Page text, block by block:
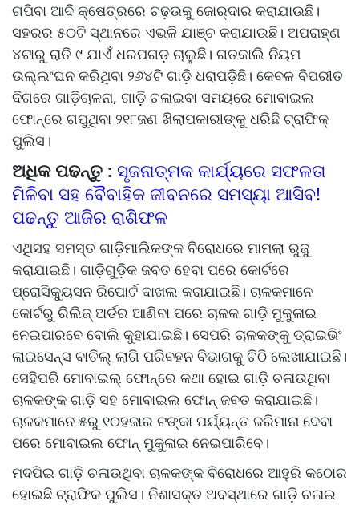
ଗପିବା ଆଦି କ୍ଷେତ୍ରରେ ଚଢ଼ଉକୁ ଜୋର୍‌‌ଦାର କରାଯାଉଛି।
ସହରର ୫୦ଟି ସ୍ଥାନରେ ଏଭଳି ଯାଞ୍ଚ କରାଯାଉଛି। ଅପରାହ୍ଣ
୪ଟାରୁ ରାତି ୯ ଯାଏଁ ଧରପଗଡ଼ ଚାଲୁଛି। ଗତକାଲି ନିୟମ
ଉଲ୍ଲଂଘନ କରିଥିବା ୨୬୪ଟି ଗାଡ଼ି ଧରାପଡ଼ି଼ଛି। କେବଳ ବିପରୀତ
ଦିଗରେ ଗାଡ଼ିଚାଳନା, ଗାଡ଼ି ଚଳାଇବା ସମୟରେ ମୋବାଇଲ
ଫୋନ୍‌‌ରେ ଗପୁଥିବା ୨୧୮ଜଣ ଖିଲାପକାରୀଙ୍କୁ ଧରିଛି ଟ୍ରାଫିକ୍‌‌
ପୁଲିସ।
ଅଧିକ ପଢନ୍ତୁ : ସୃଜନାତ୍ମକ କାର୍ଯ୍ୟରେ ସଫଳତା
ମିଳିବା ସହ ବୈବାହିକ ଜୀବନରେ ସମସ୍ୟା ଆସିବ!
ପଢନ୍ତୁ ଆଜିର ରାଶିଫଳ
ଏଥିସହ ସମସ୍ତ ଗାଡ଼ିମାଲିକଙ୍କ ବିରୋଧରେ ମାମଲା ରୁଜୁ
କରାଯାଇଛି। ଗାଡ଼ିଗୁଡ଼ିକ ଜବତ ହେବା ପରେ କୋର୍ଟରେ
ପ୍ରୋସିକ୍ୟୁସନ ରିପୋର୍ଟ ଦାଖଲ କରାଯାଇଛି। ଚାଳକମାନେ
କୋର୍ଟରୁ ରିଲିଜ୍‌‌ ଅର୍ଡର ଆଣିବା ପରେ ଚାଳକ ଗାଡ଼ି ମୁକୁଳାଇ
ନେଇପାରବେ ବୋଲି କୁହାଯାଇଛି। ସେପରି ଚାଳକଙ୍କୁ ଡ୍ରାଇଭିଂ
ଲାଇସେନ୍ସ ବାତିଲ୍‌‌ ଲାଗି ପରିବହନ ବିଭାଗକୁ ଚିଠି ଲେଖାଯାଇଛି।
ସେହିପରି ମୋବାଇଲ୍‌‌ ଫୋନ୍‌‌ରେ କଥା ହୋଇ ଗାଡ଼ି ଚଳାଉଥିବା
ଚାଳକଙ୍କ ଗାଡ଼ି ସହ ମୋବାଇଲ ଫୋନ୍‌‌ ଜବତ କରାଯାଇଛି।
ଚାଳକମାନେ ୫ରୁ ୧୦ହଜାର ଟଙ୍କା ପର୍ଯ୍ୟନ୍ତ ଜରିମାନା ଦେବା
ପରେ ମୋବାଇଲ ଫୋନ୍‌‌ ମୁକୁଳାଇ ନେଇପାରିବେ।
ମଦପିଇ ଗାଡ଼ି ଚଳାଉଥିବା ଚାଳକଙ୍କ ବିରୋଧରେ ଆହୁରି କଠୋର
ହୋଇଛି ଟ୍ରାଫିକ ପୁଲିସ। ନିଶାସକ୍ତ ଅବସ୍ଥାରେ ଗାଡ଼ି ଚଳାଇ